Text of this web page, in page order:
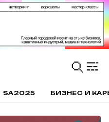
SA2025 БИЗНЕС И